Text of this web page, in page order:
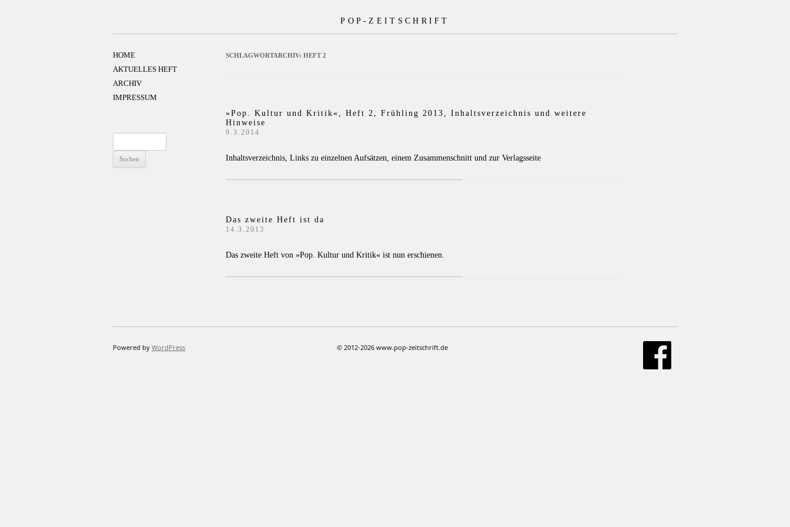
POP-ZEITSCHRIFT
SCHLAGWORTARCHIV: HEFT 2
»Pop. Kultur und Kritik«, Heft 2, Frühling 2013, Inhaltsverzeichnis und weitere
Hinweise
9.3.2014
Inhaltsverzeichnis, Links zu einzelnen Aufsätzen, einem Zusammenschnitt und zur Verlagsseite
Das zweite Heft ist da
14.3.2013
Das zweite Heft von »Pop. Kultur und Kritik« ist nun erschienen.
HOME
AKTUELLES HEFT
ARCHIV
IMPRESSUM
nach:
Powered by WordPress © 2012-2026 www.pop-zeitschrift.de